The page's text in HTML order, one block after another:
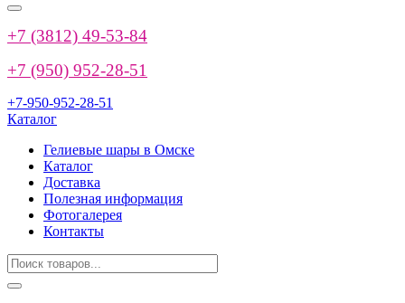
+7 (3812) 49-53-84
+7 (950) 952-28-51
+7-950-952-28-51
Каталог
Гелиевые шары в Омске
Каталог
Доставка
Полезная информация
Фотогалерея
Контакты